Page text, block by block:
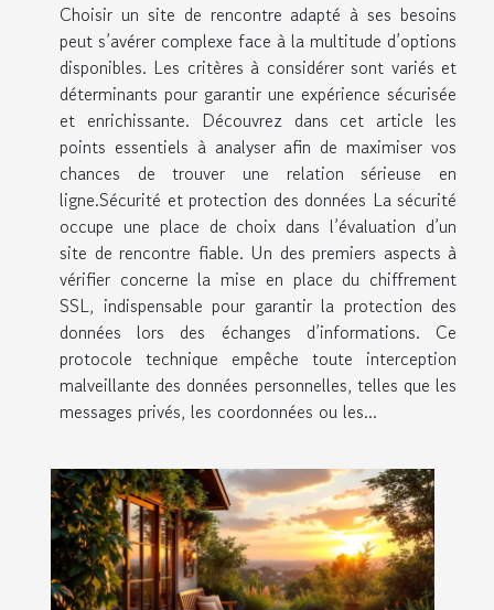
Choisir un site de rencontre adapté à ses besoins
peut s’avérer complexe face à la multitude d’options
disponibles. Les critères à considérer sont variés et
déterminants pour garantir une expérience sécurisée
et enrichissante. Découvrez dans cet article les
points essentiels à analyser afin de maximiser vos
chances de trouver une relation sérieuse en
ligne.Sécurité et protection des données La sécurité
occupe une place de choix dans l’évaluation d’un
site de rencontre fiable. Un des premiers aspects à
vérifier concerne la mise en place du chiffrement
SSL, indispensable pour garantir la protection des
données lors des échanges d’informations. Ce
protocole technique empêche toute interception
malveillante des données personnelles, telles que les
messages privés, les coordonnées ou les...